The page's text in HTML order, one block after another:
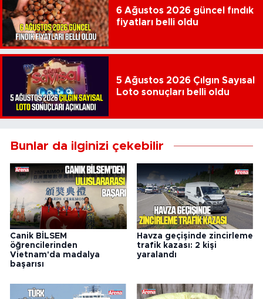
6 Ağustos 2026 güncel fındık
fiyatları belli oldu
5 Ağustos 2026 Çılgın Sayısal
Loto sonuçları belli oldu
Bunlar da ilginizi çekebilir
Canik BİLSEM
öğrencilerinden
Vietnam'da madalya
başarısı
Havza geçişinde zincirleme
trafik kazası: 2 kişi
yaralandı